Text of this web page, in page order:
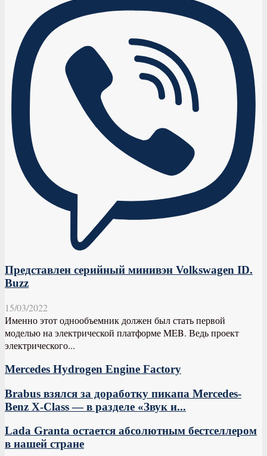
Представлен серийный минивэн Volkswagen ID.
Buzz
15/03/2022
Именно этот однообъемник должен был стать первой
моделью на электрической платформе MEB. Ведь проект
электрического...
Mercedes Hydrogen Engine Factory
Brabus взялся за доработку пикапа Mercedes-
Benz X-Class — в разделе «Звук и...
Lada Granta остается абсолютным бестселлером
в нашей стране